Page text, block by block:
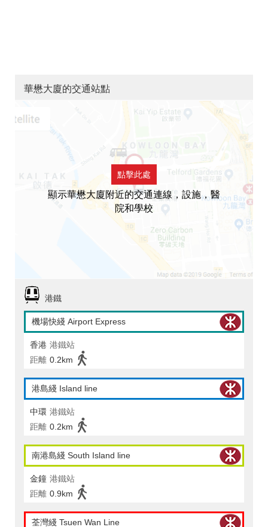
華懋大廈的交通站點
點擊此處
顯示華懋大廈附近的交通連線，設施，醫
院和學校
港鐵
機場快綫 Airport Express
香港 港鐵站
距離 0.2km
港島綫 Island line
中環 港鐵站
距離 0.2km
南港島綫 South Island line
金鐘 港鐵站
距離 0.9km
荃灣綫 Tsuen Wan Line